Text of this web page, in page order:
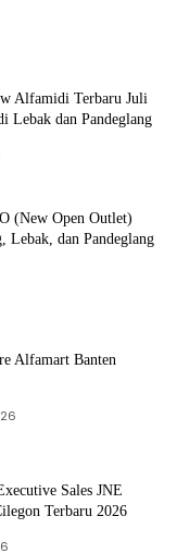
Alfamidi Terbaru Juli
Lebak dan Pandeglang
(New Open Outlet)
Lebak, dan Pandeglang
Alfamart Banten
Sales JNE
Terbaru 2026